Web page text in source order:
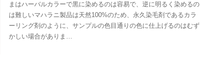
まはハーバルカラーで黒に染めるのは容易で、逆に明るく染めるの
は難しいマハラニ製品は天然100%のため、永久染毛剤であるカラ
ーリング剤のように、サンプルの色目通りの色に仕上げるのはむず
かしい場合がありま…